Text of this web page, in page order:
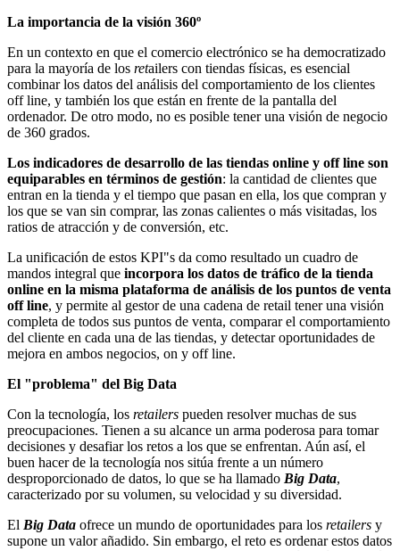
La importancia de la visión 360º
En un contexto en que el comercio electrónico se ha democratizado
para la mayoría de los retailers con tiendas físicas, es esencial
combinar los datos del análisis del comportamiento de los clientes
off line, y también los que están en frente de la pantalla del
ordenador. De otro modo, no es posible tener una visión de negocio
de 360 grados.
Los indicadores de desarrollo de las tiendas online y off line son
equiparables en términos de gestión: la cantidad de clientes que
entran en la tienda y el tiempo que pasan en ella, los que compran y
los que se van sin comprar, las zonas calientes o más visitadas, los
ratios de atracción y de conversión, etc.
La unificación de estos KPI"s da como resultado un cuadro de
mandos integral que incorpora los datos de tráfico de la tienda
online en la misma plataforma de análisis de los puntos de venta
off line, y permite al gestor de una cadena de retail tener una visión
completa de todos sus puntos de venta, comparar el comportamiento
del cliente en cada una de las tiendas, y detectar oportunidades de
mejora en ambos negocios, on y off line.
El "problema" del Big Data
Con la tecnología, los retailers pueden resolver muchas de sus
preocupaciones. Tienen a su alcance un arma poderosa para tomar
decisiones y desafiar los retos a los que se enfrentan. Aún así, el
buen hacer de la tecnología nos sitúa frente a un número
desproporcionado de datos, lo que se ha llamado Big Data,
caracterizado por su volumen, su velocidad y su diversidad.
El Big Data ofrece un mundo de oportunidades para los retailers y
supone un valor añadido. Sin embargo, el reto es ordenar estos datos